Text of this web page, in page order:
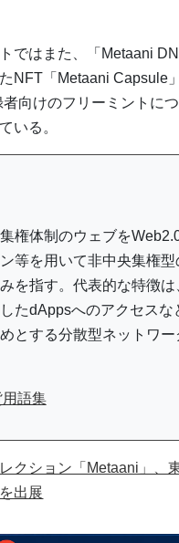
ではまた、「Metaani
NFT「Metaani Capsule
者向けのフリーミントに
いる。
権体制のウェブを
等を用いて非中央集権
を指す。代表的な特徴
たdAppsへのアクセスな
とする分散型ネットワ
語集
クション「Metaani」、
出展